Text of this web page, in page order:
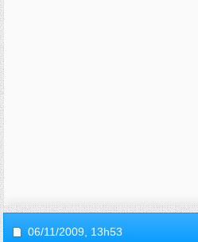
06/11/2009, 13h53